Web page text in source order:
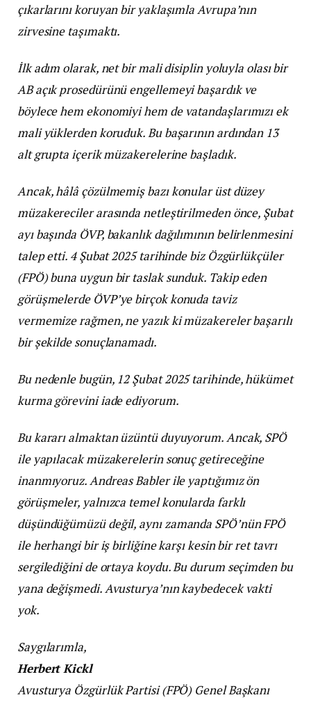
çıkarlarını koruyan bir yaklaşımla Avrupa’nın
zirvesine taşımaktı.
İlk adım olarak, net bir mali disiplin yoluyla olası bir
AB açık prosedürünü engellemeyi başardık ve
böylece hem ekonomiyi hem de vatandaşlarımızı ek
mali yüklerden koruduk. Bu başarının ardından 13
alt grupta içerik müzakerelerine başladık.
Ancak, hâlâ çözülmemiş bazı konular üst düzey
müzakereciler arasında netleştirilmeden önce, Şubat
ayı başında ÖVP, bakanlık dağılımının belirlenmesini
talep etti. 4 Şubat 2025 tarihinde biz Özgürlükçüler
(FPÖ) buna uygun bir taslak sunduk. Takip eden
görüşmelerde ÖVP’ye birçok konuda taviz
vermemize rağmen, ne yazık ki müzakereler başarılı
bir şekilde sonuçlanamadı.
Bu nedenle bugün, 12 Şubat 2025 tarihinde, hükümet
kurma görevini iade ediyorum.
Bu kararı almaktan üzüntü duyuyorum. Ancak, SPÖ
ile yapılacak müzakerelerin sonuç getireceğine
inanmıyoruz. Andreas Babler ile yaptığımız ön
görüşmeler, yalnızca temel konularda farklı
düşündüğümüzü değil, aynı zamanda SPÖ’nün FPÖ
ile herhangi bir iş birliğine karşı kesin bir ret tavrı
sergilediğini de ortaya koydu. Bu durum seçimden bu
yana değişmedi. Avusturya’nın kaybedecek vakti
yok.
Saygılarımla,
Herbert Kickl
Avusturya Özgürlük Partisi (FPÖ) Genel Başkanı